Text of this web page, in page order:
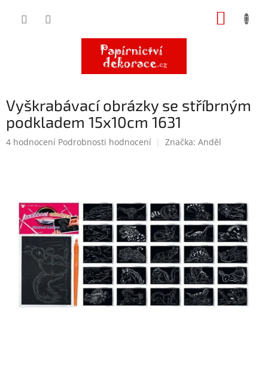
Vyškrabávací obrázky se stříbrným
podkladem 15x10cm 1631
Průměrné
hvězdiček.
4 hodnocení Podrobnosti hodnocení Značka: Anděl